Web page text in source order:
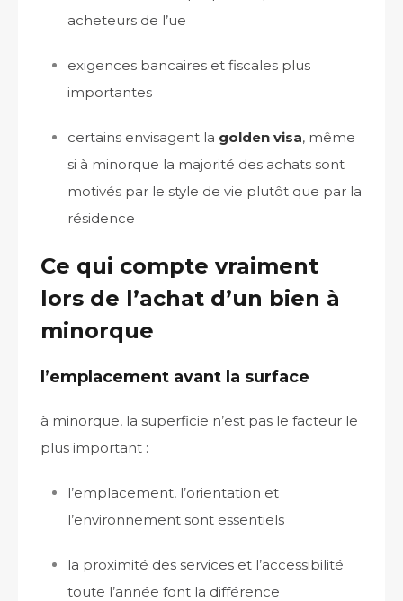
acheteurs de l’ue
exigences bancaires et fiscales plus
importantes
certains envisagent la golden visa, même
si à minorque la majorité des achats sont
motivés par le style de vie plutôt que par la
résidence
Ce qui compte vraiment
lors de l’achat d’un bien à
minorque
l’emplacement avant la surface
à minorque, la superficie n’est pas le facteur le
plus important :
l’emplacement, l’orientation et
l’environnement sont essentiels
la proximité des services et l’accessibilité
toute l’année font la différence